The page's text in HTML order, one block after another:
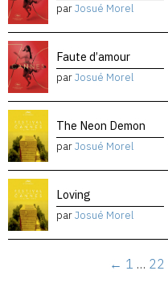
parJosué Morel
Faute d’amour
parJosué Morel
The Neon Demon
parJosué Morel
Loving
parJosué Morel
← 1 … 22